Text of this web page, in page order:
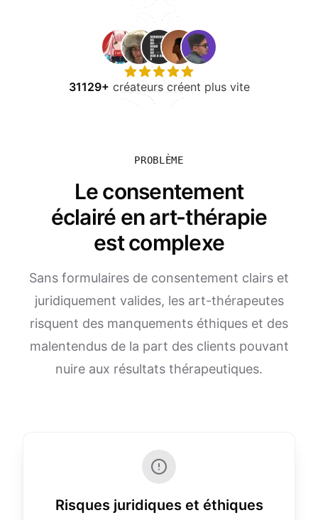
31129+ créateurs créent plus vite
PROBLÈME
Le consentement
éclairé en art-thérapie
est complexe
Sans formulaires de consentement clairs et
juridiquement valides, les art-thérapeutes
risquent des manquements éthiques et des
malentendus de la part des clients pouvant
nuire aux résultats thérapeutiques.
Risques juridiques et éthiques